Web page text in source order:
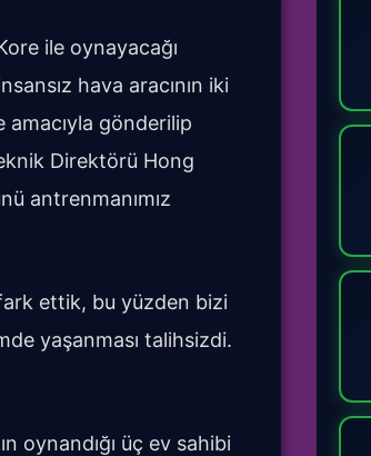
ile oynayacağı
hava aracının iki
amacıyla gönderilip
Direktörü Hong
antrenmanımız
ettik, bu yüzden bizi
yaşanması talihsizdi.
oynandığı üç ev sahibi